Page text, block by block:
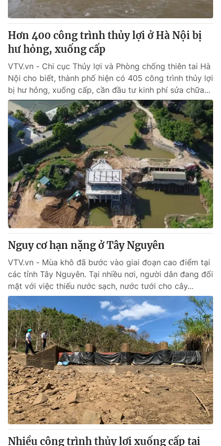
® Cấm sao chép dưới mọi hình thức nếu không có sự chấp
thuận bằng văn bản. Ghi rõ nguồn VTV.vn khi phát hành lại
thông tin từ website này.
Hơn 400 công trình thủy lợi ở Hà Nội bị
hư hỏng, xuống cấp
VTV.vn - Chi cục Thủy lợi và Phòng chống thiên tai Hà
Nội cho biết, thành phố hiện có 405 công trình thủy lợi
bị hư hỏng, xuống cấp, cần đầu tư kinh phí sửa chữa...
Nguy cơ hạn nặng ở Tây Nguyên
VTV.vn - Mùa khô đã bước vào giai đoạn cao điểm tại
các tỉnh Tây Nguyên. Tại nhiều nơi, người dân đang đối
mặt với việc thiếu nước sạch, nước tưới cho cây...
Nhiều công trình thủy lợi xuống cấp tại